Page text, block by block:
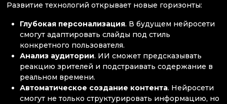
Развитие технологий открывает новые горизонты:
Глубокая персонализация. В будущем нейросети
смогут адаптировать слайды под стиль
конкретного пользователя.
Анализ аудитории. ИИ сможет предсказывать
реакцию зрителей и подстраивать содержание в
реальном времени.
Автоматическое создание контента. Нейросети
смогут не только структурировать информацию, но